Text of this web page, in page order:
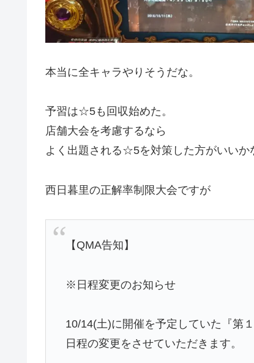
本当に全キャラやりそうだな。
予習は☆5も回収始めた。
店舗大会を考慮するなら
よく出題される☆5を対策した方がいいか
西日暮里の正解率制限大会ですが
【QMA告知】
※日程変更のお知らせ
10/14(土)に開催を予定していた『第
日程の変更をさせていただきます。